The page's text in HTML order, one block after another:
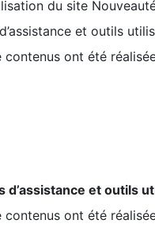
du site
et outils
ont été
et outils
ont été